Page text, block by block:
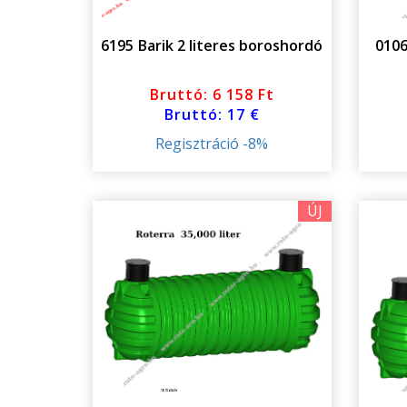
6195 Barik 2 literes boroshordó
Bruttó: 6 158 Ft
Bruttó: 17 €
Regisztráció -8%
ÚJ